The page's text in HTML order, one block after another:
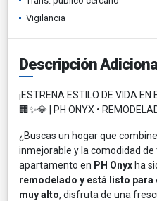
Vigilancia
Descripción Adicional
¡ESTRENA ESTILO DE VIDA EN
🏢✨💎 | PH ONYX •
¿Buscas un hogar que
inmejorable y la comodidad
apartamento en PH Onyx ha
remodelado y está listo para
muy alto, disfruta de una